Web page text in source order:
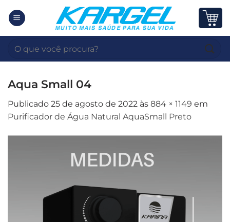
Pesquisar
Aqua Small 04
Publicado 25 de agosto de 2022 às 884 × 1149 em
Purificador de Água Natural AquaSmall Preto